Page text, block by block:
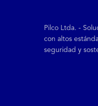
Pilco Ltda. -
con altos
seguridad y